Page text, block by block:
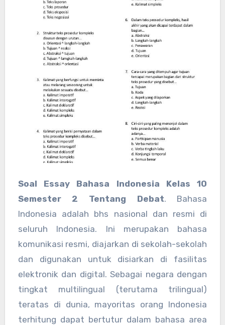
Soal Essay Bahasa Indonesia Kelas 10
Semester 2 Tentang Debat. Bahasa
Indonesia adalah bhs nasional dan resmi di
seluruh Indonesia. Ini merupakan bahasa
komunikasi resmi, diajarkan di sekolah-sekolah
dan digunakan untuk disiarkan di fasilitas
elektronik dan digital. Sebagai negara dengan
tingkat multilingual (terutama trilingual)
teratas di dunia, mayoritas orang Indonesia
terhitung dapat bertutur dalam bahasa area